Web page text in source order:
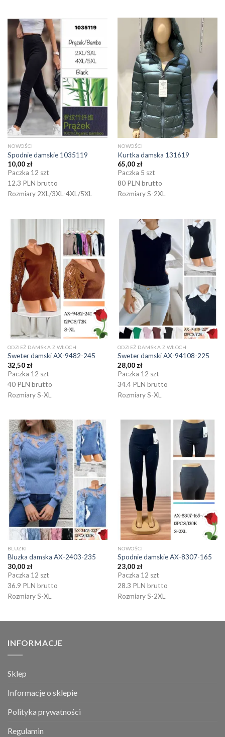
NOWOŚCI
Spodnie damskie 1035119
10,00 zł
Paczka 12 szt
12.3 PLN brutto
Rozmiary 2XL/3XL-4XL/5XL
NOWOŚCI
Kurtka damska 131619
65,00 zł
Paczka 5 szt
80 PLN brutto
Rozmiary S-2XL
ODZIEŻ DAMSKA Z WŁOCH
Sweter damski AX-9482-245
32,50 zł
Paczka 12 szt
40 PLN brutto
Rozmiary S-XL
ODZIEŻ DAMSKA Z WŁOCH
Sweter damski AX-94108-225
28,00 zł
Paczka 12 szt
34.4 PLN brutto
Rozmiary S-XL
BLUZKI
Bluzka damska AX-2403-235
30,00 zł
Paczka 12 szt
36.9 PLN brutto
Rozmiary S-XL
NOWOŚCI
Spodnie damskie AX-8307-165
23,00 zł
Paczka 12 szt
28.3 PLN brutto
Rozmiary S-2XL
INFORMACJE
Sklep
Informacje o sklepie
Polityka prywatności
Regulamin